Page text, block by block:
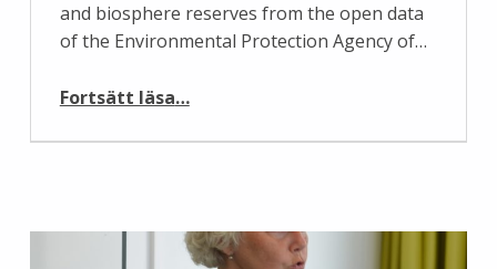
and biosphere reserves from the open data
of the Environmental Protection Agency of…
Fortsätt läsa“Mass uploading of map data to Wikimedia Commons”
…